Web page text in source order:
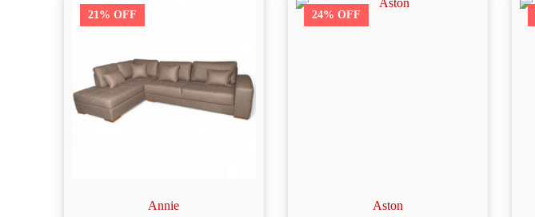
21% OFF
Annie
24% OFF
Aston